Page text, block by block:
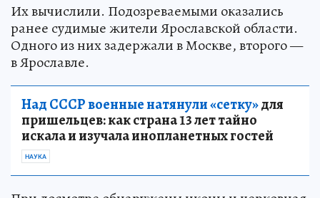
Их вычислили. Подозреваемыми оказались
ранее судимые жители Ярославской области.
Одного из них задержали в Москве, второго —
в Ярославле.
Над СССР военные натянули «сетку»для
пришельцев: как страна 13 лет тайно
искала и изучала инопланетных гостей
НАУКА